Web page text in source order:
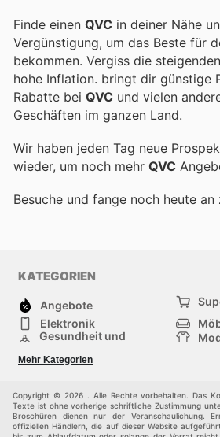
Finde einen QVC in deiner Nähe
Vergünstigung, um das Beste für
bekommen. Vergiss die
hohe Inflation. bringt dir günstige
Rabatte bei QVC und vielen
Geschäften im ganzen Land.
Wir haben jeden Tag neue
wieder, um noch mehr QVC
Besuche und fange noch heute an
KATEGORIEN
Angebote
Elektronik
Gesundheit und
Sportartikel und
Sportbekleidung
Einkaufzentren
Mehr Kategorien
Copyright © 2026 . Alle Rechte vorbehalten. Das
Texte ist ohne vorherige schriftliche Zustimmung
Broschüren dienen nur der Veranschaulichung.
offiziellen Händlern, die auf dieser Website